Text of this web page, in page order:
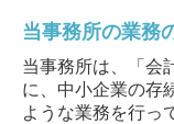
当事務所の業務
当事務所は、「会
に、中小企業の存
ような業務を行っ